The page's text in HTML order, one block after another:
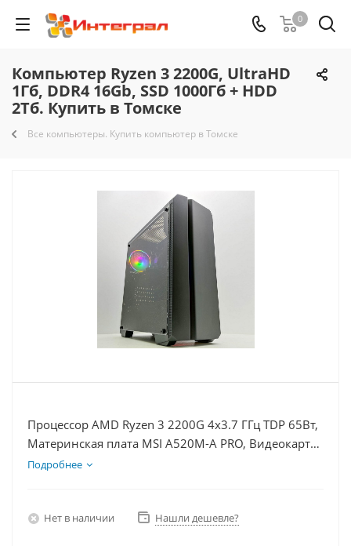
0
Компьютер Ryzen 3 2200G, UltraHD
1Гб, DDR4 16Gb, SSD 1000Гб + HDD
2Тб. Купить в Томске
Все компьютеры. Купить компьютер в Томске
Процессор AMD Ryzen 3 2200G 4x3.7 ГГц TDP 65Вт,
Материнская плата MSI A520M-A PRO, Видеокарта
UltraHD 1Гб, Память DDR4 16Gb, Диски SSD
Подробнее
Нет в наличии Нашли дешевле?